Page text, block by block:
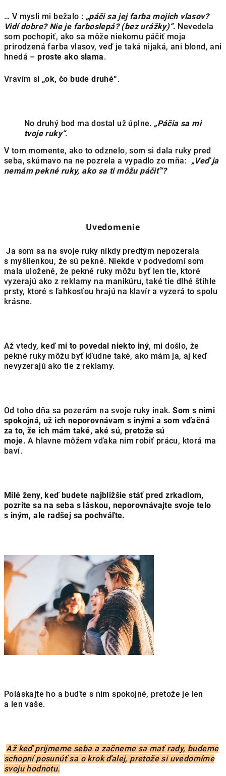
… V mysli mi bežalo : „páči sa jej farba mojich vlasov?
Vidí dobre? Nie je farboslepá? (bez urážky)“. Nevedela
som pochopiť, ako sa môže niekomu páčiť moja
prirodzená farba vlasov, veď je taká nijaká, ani blond, ani
hnedá –proste ako slama.
Vravím si „ok, čo bude druhé“.
No druhý bod ma dostal už úplne. „Páčia sa mi
tvoje ruky“.
V tom momente, ako to odznelo, som si dala ruky pred
seba, skúmavo na ne pozrela a vypadlo zo mňa: „Veď ja
nemám pekné ruky, ako sa ti môžu páčiť“?
Uvedomenie
Ja som sa na svoje ruky nikdy predtým nepozerala
s myšlienkou, že sú pekné. Niekde v podvedomí som
mala uložené, že pekné ruky môžu byť len tie, ktoré
vyzerajú ako z reklamy na manikúru, také tie dlhé štíhle
prsty, ktoré s ľahkosťou hrajú na klavír a vyzerá to spolu
krásne.
Až vtedy, keď mi to povedal niekto iný, mi došlo, že
pekné ruky môžu byť kľudne také, ako mám ja, aj keď
nevyzerajú ako tie z reklamy.
Od toho dňa sa pozerám na svoje ruky inak.Som s nimi
spokojná, už ich neporovnávam s inými a som vďačná
za to, že ich mám také, aké sú, pretože sú
moje. A hlavne môžem vďaka nim robiť prácu, ktorá ma
baví.
Milé ženy, keď budete najbližšie stáť pred zrkadlom,
pozrite sa na seba s láskou, neporovnávajte svoje telo
s iným, ale radšej sa pochváľte.
Poláskajte ho a buďte s ním spokojné, pretože je len
a len vaše.
Až keď prijmeme seba a začneme sa mať rady, budeme
schopní posunúť sa o krok ďalej, pretože si uvedomíme
svoju hodnotu.